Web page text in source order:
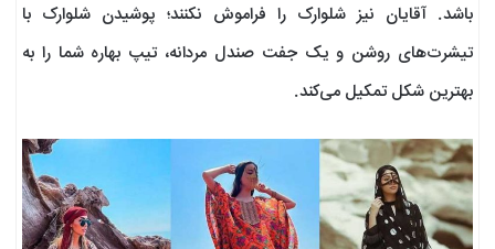
باشد. آقایان نیز شلوارک را فراموش نکنند؛ پوشیدن شلوارک با
تیشرت‌های روشن و یک جفت صندل مردانه، تیپ بهاره شما را به
بهترین شکل تمکیل می‌کند.